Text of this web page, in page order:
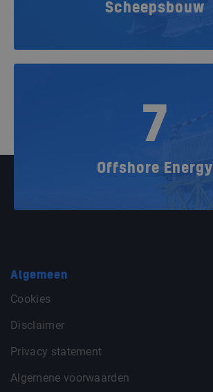
Scheepsbouw
7
Offshore Energy
Algemeen
Cookies
Disclaimer
Privacy statement
Algemene voorwaarden